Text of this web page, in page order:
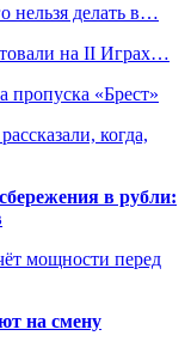
нельзя делать в…
на II Играх…
пропуска «Брест»
когда,
в рубли:
мощности перед
на смену